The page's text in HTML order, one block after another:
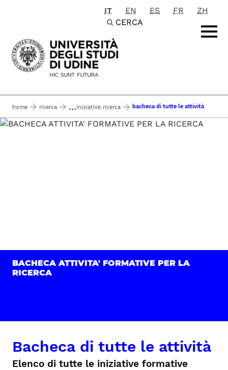
Passa al contenuto principale
IT EN ES FR
ZH
CERCA
home ricerca ...iniziative ricerca bacheca di tutte le attività
BACHECA ATTIVITA' FORMATIVE PER LA
RICERCA
Bacheca di tutte le attività
Elenco di tutte le iniziative formative